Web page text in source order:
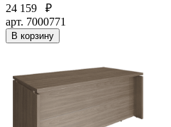
24 159
₽
арт. 7000771
В корзину